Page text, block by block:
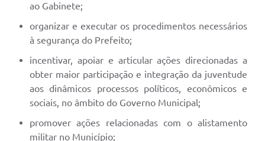
ao Gabinete;
organizar e executar os procedimentos necessários
à segurança do Prefeito;
incentivar, apoiar e articular ações direcionadas a
obter maior participação e integração da juventude
aos dinâmicos processos políticos, econômicos e
sociais, no âmbito do Governo Municipal;
promover ações relacionadas com o alistamento
militar no Município;